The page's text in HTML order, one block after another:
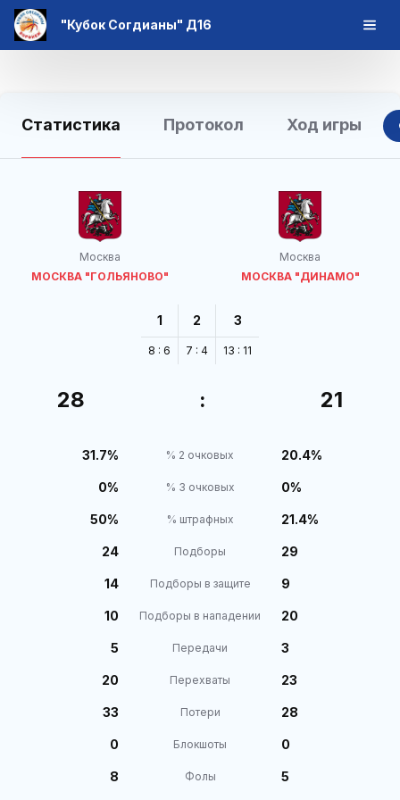
"Кубок Согдианы" Д16
Статистика Протокол Ход игры
Москва
МОСКВА "ГОЛЬЯНОВО"
Москва
МОСКВА "ДИНАМО"
1
8 : 6
2
7 : 4
3
13 : 11
28 : 21
31.7% % 2 очковых 20.4%
0% % 3 очковых 0%
50% % штрафных 21.4%
24 Подборы 29
14 Подборы в защите 9
10 Подборы в нападении 20
5 Передачи 3
20 Перехваты 23
33 Потери 28
0 Блокшоты 0
8 Фолы 5